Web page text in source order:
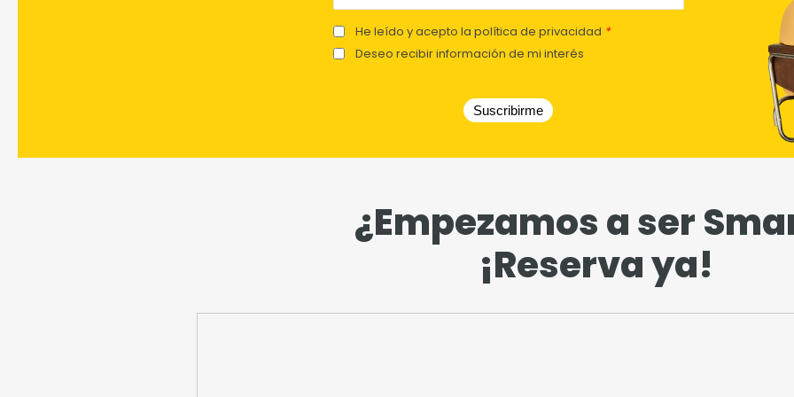
He leído y acepto la política de privacidad *
Deseo recibir información de mi interés
Suscribirme
¿Empezamos a ser
¡Reserva ya!